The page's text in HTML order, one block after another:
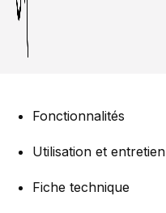
Fonctionnalités
Utilisation et entretien
Fiche technique